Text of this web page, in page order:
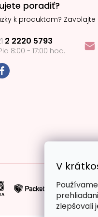
V
zlepšovali
poradiť?
k produktom? Zavolajte
2 2220 5793
8:00 - 17:00 hod.